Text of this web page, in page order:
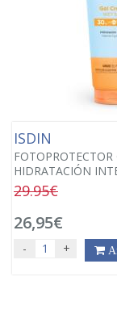
ISDIN
HIDRATACIÓN
29.95€
26,95€
- +